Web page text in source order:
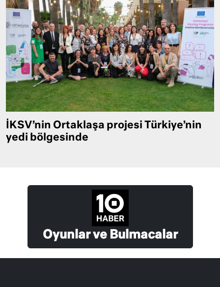
İKSV’nin Ortaklaşa projesi Türkiye’nin
yedi bölgesinde
Oyunlar ve Bulmacalar